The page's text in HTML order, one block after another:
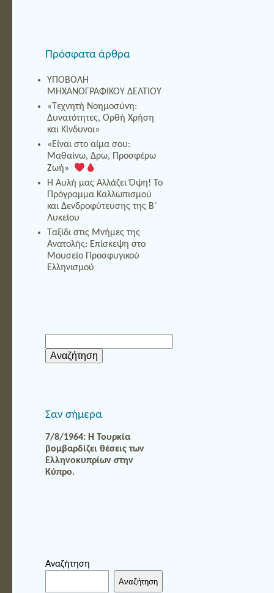
Πρόσφατα άρθρα
ΥΠΟΒΟΛΗ
ΜΗΧΑΝΟΓΡΑΦΙΚΟΥ ΔΕΛΤΙΟΥ
«Τεχνητή Νοημοσύνη:
Δυνατότητες, Ορθή Χρήση
και Κίνδυνοι»
«Είναι στο αίμα σου:
Μαθαίνω, Δρω, Προσφέρω
Ζωή»
Η Αυλή μας Αλλάζει Όψη! Το
Πρόγραμμα Καλλωπισμού
και Δενδροφύτευσης της Β΄
Λυκείου
Ταξίδι στις Μνήμες της
Ανατολής: Επίσκεψη στο
Μουσείο Προσφυγικού
Ελληνισμού
για:
Σαν σήμερα
7/8/1964: Η Τουρκία
βομβαρδίζει θέσεις των
Ελληνοκυπρίων στην
Κύπρο.
Αναζήτηση
Αναζήτηση